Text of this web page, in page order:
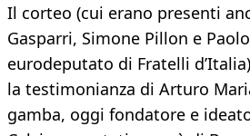
Il corteo (cui erano presenti
Gasparri, Simone Pillon e
eurodeputato di Fratelli
la testimonianza di Arturo
gamba, oggi fondatore e